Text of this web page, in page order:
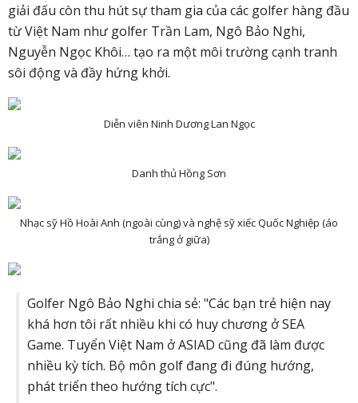
giải đấu còn thu hút sự tham gia của các golfer hàng đầu
từ Việt Nam như golfer Trần Lam, Ngô Bảo Nghi,
Nguyễn Ngọc Khôi… tạo ra một môi trường cạnh tranh
sôi động và đầy hứng khởi.
Diễn viên Ninh Dương Lan Ngọc
Danh thủ Hồng Sơn
Nhạc sỹ Hồ Hoài Anh (ngoài cùng) và nghệ sỹ xiếc Quốc Nghiệp (áo
trắng ở giữa)
Golfer Ngô Bảo Nghi chia sẻ: "Các bạn trẻ hiện nay
khá hơn tôi rất nhiều khi có huy chương ở SEA
Game. Tuyển Việt Nam ở ASIAD cũng đã làm được
nhiều kỳ tích. Bộ môn golf đang đi đúng hướng,
phát triển theo hướng tích cực".